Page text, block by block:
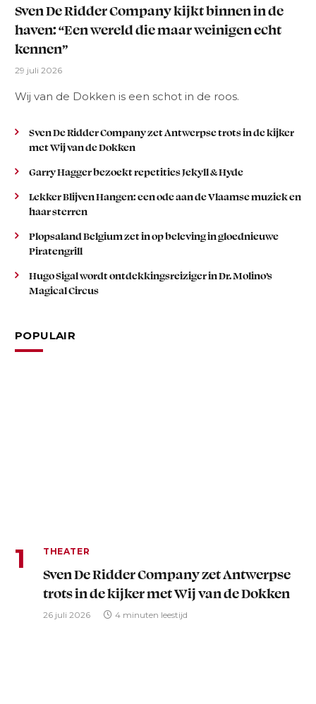
Sven De Ridder Company kijkt binnen in de
haven: “Een wereld die maar weinigen echt
kennen”
29 juli 2026
Wij van de Dokken is een schot in de roos.
Sven De Ridder Company zet Antwerpse trots in de kijker
met Wij van de Dokken
Garry Hagger bezoekt repetities Jekyll & Hyde
Lekker Blijven Hangen: een ode aan de Vlaamse muziek en
haar sterren
Plopsaland Belgium zet in op beleving in gloednieuwe
Piratengrill
Hugo Sigal wordt ontdekkingsreiziger in Dr. Molino’s
Magical Circus
POPULAIR
THEATER
Sven De Ridder Company zet Antwerpse
trots in de kijker met Wij van de Dokken
26 juli 2026 4 minuten leestijd